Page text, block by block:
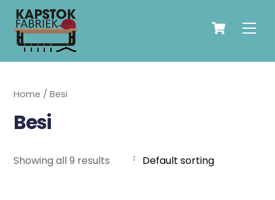
Skip
content
Cart
Home / Besi
Besi
Showing all 9 results